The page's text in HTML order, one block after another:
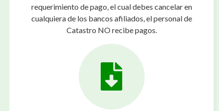
requerimiento de pago, el cual debes cancelar en
cualquiera de los bancos afiliados, el personal de
Catastro NO recibe pagos.